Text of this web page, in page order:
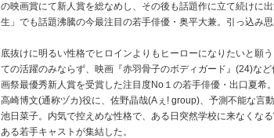
の映画賞にて新人賞を総なめし、その後も話題作に立て続けに
生」でも話題沸騰の今最注目の若手俳優・奥平大兼。引っ込み
底抜けに明るい性格でヒロインよりもヒーローになりたいと願
ての活躍のみならず、映画『赤羽骨子のボディガード』(24)な
画祭最優秀新人賞を受賞した注目度No１の若手俳優・出口夏希
高崎博文(通称ヅカ)役に、佐野晶哉(Aぇ! group)、予測不能な言
池日菜子。内気で控えめな性格で、ある日突然学校に来なくな
ある若手キャストが集結した。